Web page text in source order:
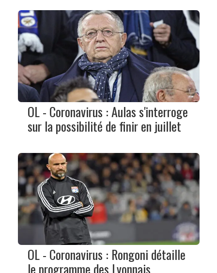
OL - Coronavirus : Aulas s'interroge
sur la possibilité de finir en juillet
OL - Coronavirus : Rongoni détaille
le programme des Lyonnais